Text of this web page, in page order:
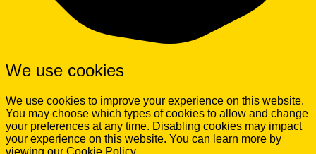
We use cookies
We use cookies to improve your experience on this website.
You may choose which types of cookies to allow and change
your preferences at any time. Disabling cookies may impact
your experience on this website. You can learn more by